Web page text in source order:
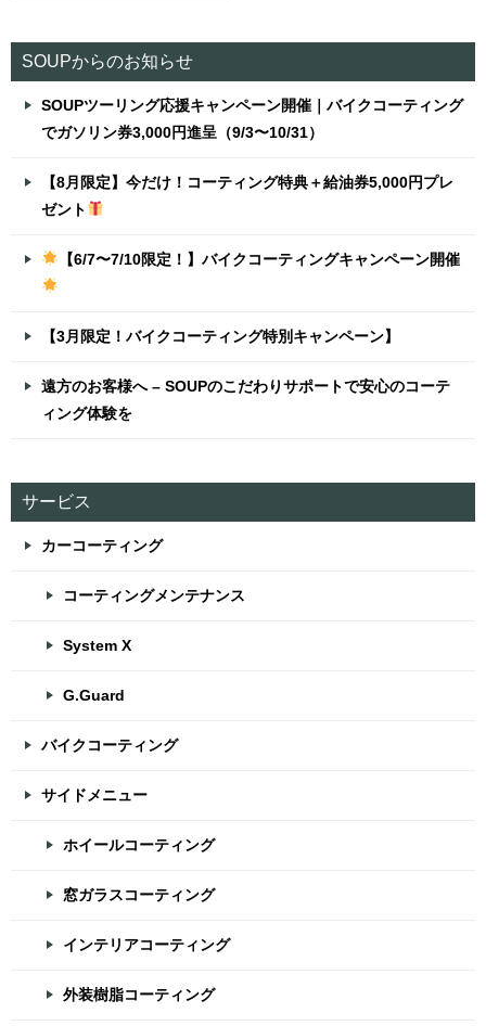
SOUPからのお知らせ
SOUPツーリング応援キャンペーン開催｜バイクコーティング
でガソリン券3,000円進呈（9/3〜10/31）
【8月限定】今だけ！コーティング特典＋給油券5,000円プレ
ゼント
【6/7〜7/10限定！】バイクコーティングキャンペーン開催
【3月限定！バイクコーティング特別キャンペーン】
遠方のお客様へ – SOUPのこだわりサポートで安心のコーテ
ィング体験を
サービス
カーコーティング
コーティングメンテナンス
System X
G.Guard
バイクコーティング
サイドメニュー
ホイールコーティング
窓ガラスコーティング
インテリアコーティング
外装樹脂コーティング